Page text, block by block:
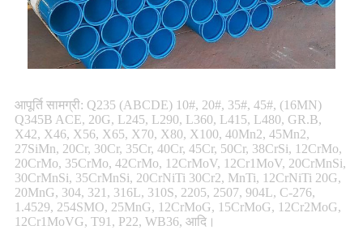
आपूर्ति सामग्री: Q235 (ABCDE) 10#, 20#, 35#, 45#, (16MN)
Q345B ACE, 20G, L245, L290, L360, L415, L480, GR.B,
X42, X46, X56, X65, X70, X80, X100, 40Mn2, 45Mn2,
27SiMn, 20Cr, 30Cr, 35Cr, 40Cr, 45Cr, 50Cr, 38CrSi, 12CrMo,
20CrMo, 35CrMo, 42CrMo, 12CrMoV, 12Cr1MoV, 20CrMnSi,
30CrMnSi, 35CrMnSi, 20CrNiTi 30Cr2, MnTi, 12CrNiTi 20G,
20MnG, 304, 321, 316L, 310S, 2205, 2507, 904L, C-276,
1.4529, 254SMO, 25MnG, 12CrMoG, 15CrMoG, 12Cr2MoG,
12Cr1MoVG, T91, P22, WB36, आदि।